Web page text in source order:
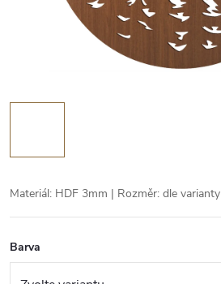
Materiál: HDF 3mm | Rozměr: dle varianty
Barva